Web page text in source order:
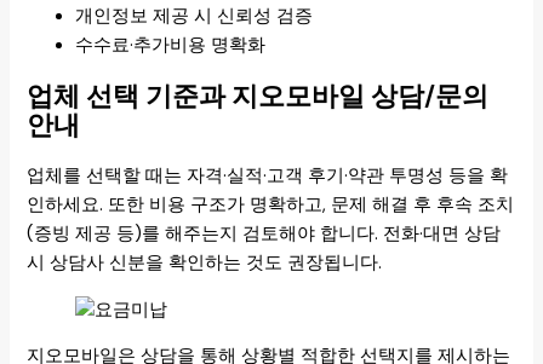
개인정보 제공 시 신뢰성 검증
수수료·추가비용 명확화
업체 선택 기준과 지오모바일 상담/문의
안내
업체를 선택할 때는 자격·실적·고객 후기·약관 투명성 등을 확
인하세요. 또한 비용 구조가 명확하고, 문제 해결 후 후속 조치
(증빙 제공 등)를 해주는지 검토해야 합니다. 전화·대면 상담
시 상담사 신분을 확인하는 것도 권장됩니다.
지오모바일은 상담을 통해 상황별 적합한 선택지를 제시하는